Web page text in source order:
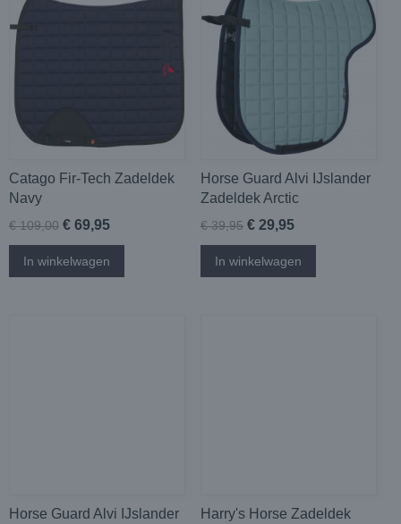
Catago Fir-Tech Zadeldek
Navy
€ 109,00 € 69,95
In winkelwagen
Horse Guard Alvi IJslander
Zadeldek Arctic
€ 39,95 € 29,95
In winkelwagen
Horse Guard Alvi IJslander
Harry's Horse Zadeldek